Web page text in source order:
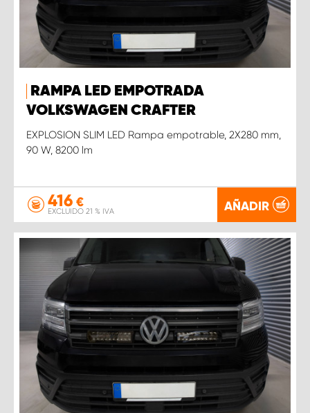
RAMPA LED EMPOTRADA
VOLKSWAGEN CRAFTER
EXPLOSION SLIM LED Rampa empotrable, 2X280 mm,
90 W, 8200 lm
416 €
EXCLUIDO 21 % IVA AÑADIR